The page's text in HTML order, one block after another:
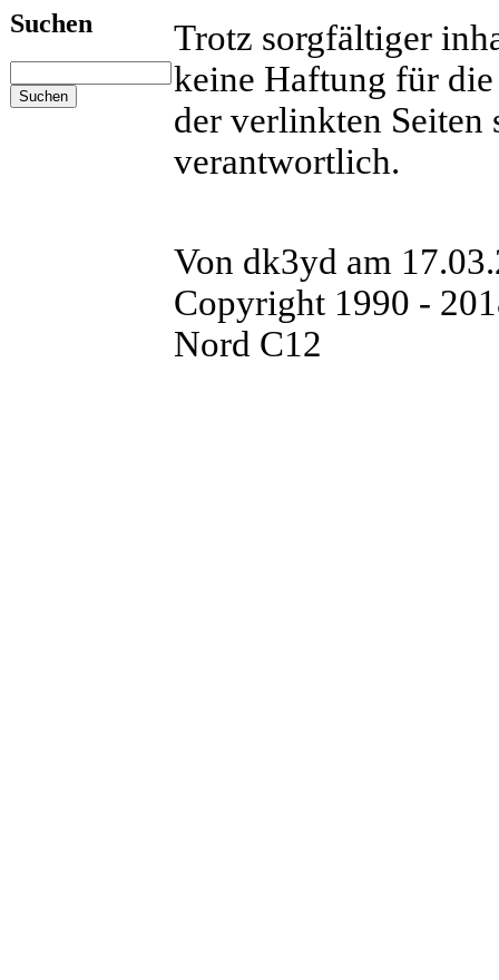
Suchen
Trotz sorgfältiger
keine Haftung für
der verlinkten Seiten
verantwortlich.
Von dk3yd am
Copyright 1990 -
Nord C12